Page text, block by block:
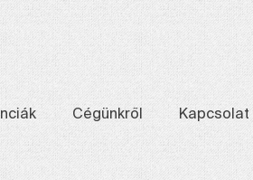
Cégünkről Kapcsolat